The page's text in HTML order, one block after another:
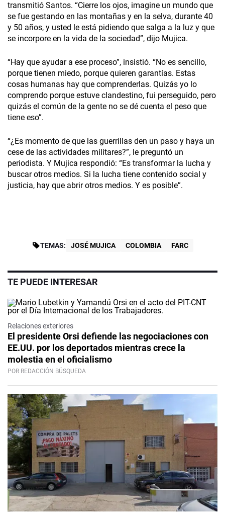
transmitió Santos. “Cierre los ojos, imagine un mundo que
se fue gestando en las montañas y en la selva, durante 40
y 50 años, y usted le está pidiendo que salga a la luz y que
se incorpore en la vida de la sociedad”, dijo Mujica.
“Hay que ayudar a ese proceso”, insistió. “No es sencillo,
porque tienen miedo, porque quieren garantías. Estas
cosas humanas hay que comprenderlas. Quizás yo lo
comprendo porque estuve clandestino, fui perseguido, pero
quizás el común de la gente no se dé cuenta el peso que
tiene eso”.
“¿Es momento de que las guerrillas den un paso y haya un
cese de las actividades militares?”, le preguntó un
periodista. Y Mujica respondió: “Es transformar la lucha y
buscar otros medios. Si la lucha tiene contenido social y
justicia, hay que abrir otros medios. Y es posible”.
TEMAS: JOSÉ MUJICA COLOMBIA FARC
TE PUEDE INTERESAR
Relaciones exteriores
El presidente Orsi defiende las negociaciones con
EE.UU. por los deportados mientras crece la
molestia en el oficialismo
POR REDACCIÓN BÚSQUEDA